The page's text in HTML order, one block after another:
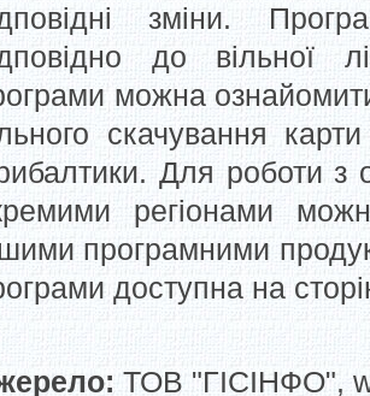
зміни.
до вільної
можна
скачування
Для роботи з
регіонами
програмними
доступна на
ТОВ "ГІСІНФО",